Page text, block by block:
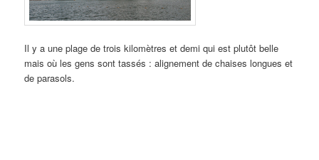
Il y a une plage de trois kilomètres et demi qui est plutôt belle
mais où les gens sont tassés : alignement de chaises longues et
de parasols.